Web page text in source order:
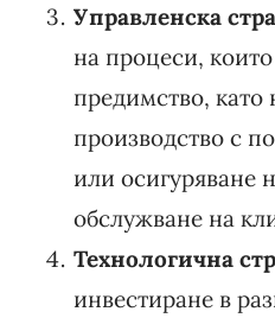
Управленска
на процеси,
предимство,
производство с
или осигуряване
обслужване на
Технологична
инвестиране в